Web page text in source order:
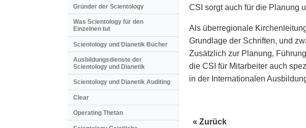
CSI sorgt auch für die Planung
Als überregionale
Grundlage der Schriften, und
Zusätzlich zur Planung,
die CSI für Mitarbeiter auch
in der Internationalen
« Zurück
Gründer der Scientology
Was Scientology für den
Einzelnen tut
Scientology und Dianetik Bücher
Ausbildungsdienste der
Scientology und Dianetik
Scientology und Dianetik Auditing
Clear
Operating Thetan